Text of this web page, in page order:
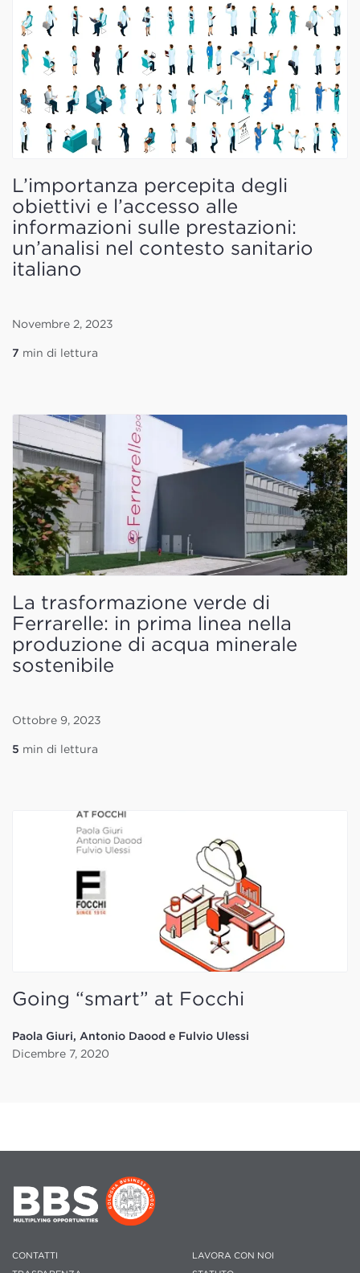
L’importanza percepita degli
obiettivi e l’accesso alle
informazioni sulle prestazioni:
un’analisi nel contesto sanitario
italiano
Novembre 2, 2023
7 min di lettura
La trasformazione verde di
Ferrarelle: in prima linea nella
produzione di acqua minerale
sostenibile
Ottobre 9, 2023
5 min di lettura
Going “smart” at Focchi
Paola Giuri, Antonio Daood e Fulvio Ulessi
Dicembre 7, 2020
CONTATTI
LAVORA CON NOI